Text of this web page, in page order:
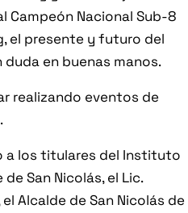
Campeón Nacional Sub-8
el presente y futuro del
en buenas manos.
realizando eventos de
a los titulares del Instituto
San Nicolás, el Lic.
Alcalde de San Nicolás de